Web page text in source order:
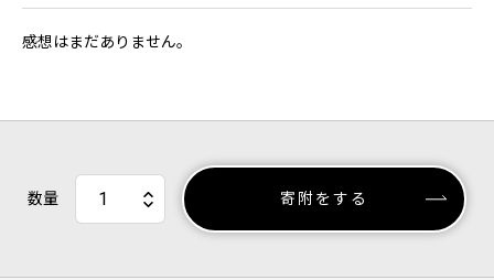
感想はまだありません。
数量 寄附をする